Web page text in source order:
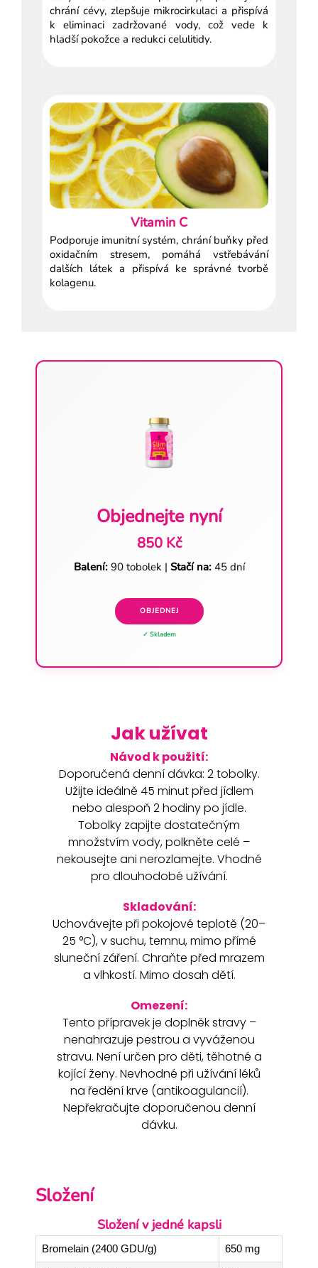
chrání cévy, zlepšuje mikrocirkulaci a přispívá
k eliminaci zadržované vody, což vede k
hladší pokožce a redukci celulitidy.
Vitamin C
Podporuje imunitní systém, chrání buňky před
oxidačním stresem, pomáhá vstřebávání
dalších látek a přispívá ke správné tvorbě
kolagenu.
Objednejte nyní
850 Kč
Balení:90 tobolek | Stačí na:45 dní
OBJEDNEJ
✓ Skladem
Jak užívat
Návod k použití:
Doporučená denní dávka: 2 tobolky.
Užijte ideálně 45 minut před jídlem
nebo alespoň 2 hodiny po jídle.
Tobolky zapijte dostatečným
množstvím vody, polkněte celé –
nekousejte ani nerozlamejte. Vhodné
pro dlouhodobé užívání.
Skladování:
Uchovávejte při pokojové teplotě (20–
25 °C), v suchu, temnu, mimo přímé
sluneční záření. Chraňte před mrazem
a vlhkostí. Mimo dosah dětí.
Omezení:
Tento přípravek je doplněk stravy –
nenahrazuje pestrou a vyváženou
stravu. Není určen pro děti, těhotné a
kojící ženy. Nevhodné při užívání léků
na ředění krve (antikoagulancií).
Nepřekračujte doporučenou denní
dávku.
Složení
Složení v jedné kapsli
Bromelain (2400 GDU/g) 650 mg